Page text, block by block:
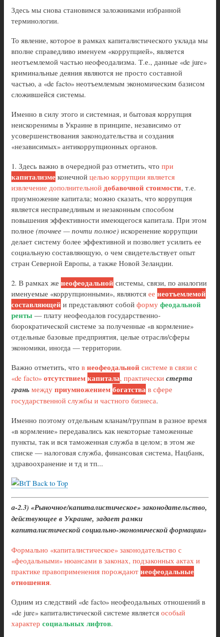
Здесь мы снова становимся заложниками избранной
терминологии.
То явление, которое в рамках капиталистического уклада мы
вполне справедливо именуем «коррупцией», является
неотъемлемой частью неофеодализма. Т.е., данные «de jure»
криминальные деяния являются не просто составной
частью, а «de facto» неотъемлемым экономическим базисом
сложившейся системы.
Именно в силу этого и системная, и бытовая коррупция
неискоренимы в Украине в принципе, независимо от
усовершенствования законодательства и создания
«независимых» антикоррупционных органов.
1. Здесь важно в очередной раз отметить, что при
капитализме конечной целью коррупции является
извлечение дополнительной добавочной стоимости, т.е.
приумножение капитала; можно сказать, что коррупция
является несправедливым и незаконным способом
повышения эффективности имеющегося капитала. При этом
полное (точнее — почти полное) искоренение коррупции
делает систему более эффективной и позволяет усилить ее
социальную составляющую, о чем свидетельствует опыт
стран Северной Европы, а также Новой Зеландии.
2. В рамках же неофеодальной системы, связи, по аналогии
именуемые «коррупционными», являются ее неотъемлемой
составляющей и представляют собой форму феодальной
ренты — плату неофеодалов государственно-
бюрократической системе за полученные «в кормление»
отдельные базовые предприятия, целые отрасли/сферы
экономики, иногда — территории.
Важно отметить, что в неофеодальной системе в связи с
«de facto» отсутствиемкапитала, практически стерта
грань между приумножениембогатства в сфере
государственной службы и частного бизнеса.
Именно поэтому отдельным кланам/группам в разное время
«в кормление» передавались как некоторые таможенные
пункты, так и вся таможенная служба в целом; в этом же
списке — налоговая служба, финансовая система, Нацбанк,
здравоохранение и тд и тп...
Back to Top
а-2.3) «Рыночное/капиталистическое» законодательство,
действующее в Украине, задает рамки
капиталистической социально-экономической формации»
Формально «капиталистическое» законодательство с
«феодальными» нюансами в законах, подзаконных актах и
практике правоприменения порождают неофеодальные
отношения.
Одним из следствий «de facto» неофеодальных отношений в
«de jure» капиталистической системе является особый
характер социальных лифтов.